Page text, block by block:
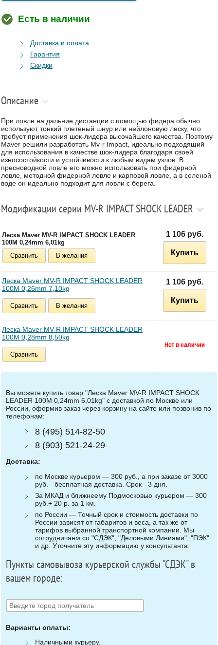
Есть в наличии
Доставка и оплата
Гарантия
Скидки
Описание
При ловле на дальние дистанции с помощью фидера обычно
используют тонкий плетеный шнур или нейлоновую леску, что
требует применения шок-лидера высочайшего качества. Поэтому
Maver решили разработать Mv-r Impact, идеально подходящий
для использования в качестве шок-лидера благодаря своей
износостойкости и устойчивости к любым видам узлов. В
пресноводной ловле его можно использовать при фидерной
ловле, методной фидерной ловле и карповой ловле, а в соленой
воде он идеально подходит для ловли с берега.
Модификации серии MV-R IMPACT SHOCK LEADER
Леска Maver MV-R IMPACT SHOCK LEADER
100M 0,24mm 6,01kg
Сравнить
В желания
1 106 руб.
Купить
Леска Maver MV-R IMPACT SHOCK LEADER
100M 0,26mm 7,10kg
Сравнить В желания
1 106 руб.
Купить
Леска Maver MV-R IMPACT SHOCK LEADER
100M 0,28mm 8,50kg
Сравнить
Вы можете купить товар "Леска Maver MV-R IMPACT SHOCK
LEADER 100M 0,24mm 6,01kg" с доставкой по Москве или
России, оформив заказ через корзину на сайте или позвонив по
телефонам:
8 (495) 514-82-50
8 (903) 521-24-29
Доставка:
по Москве курьером — 300 руб., а при заказе от 3000
руб. - бесплатная доставка. Срок - 3 дня.
За МКАД и ближнеему Подмосковью курьером — 300
руб.+ 20 р. за 1 км.
по России — Точный срок и стоимость доставки по
России зависят от габаритов и веса, а так же от
тарифов выбранной транспортной компании. Мы
сотрудничаем со "СДЭК", "Деловыми Линиями", "ПЭК"
и др. Уточните эту информацию у консультанта.
Пункты самовывоза курьерской службы "СДЭК" в
вашем городе:
Варианты оплаты:
Наличными курьеру.